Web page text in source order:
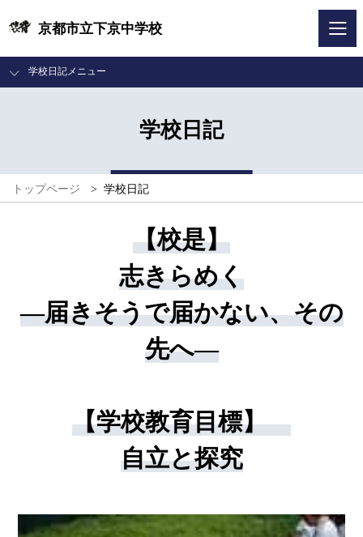
京都市立下京中学校
学校日記メニュー
学校日記
トップページ > 学校日記
【校是】
志きらめく
―届きそうで届かない、その
先へ―
【学校教育目標】
自立と探究